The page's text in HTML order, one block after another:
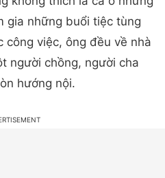
gia những buổi tiệc tùng
công việc, ông đều về nhà
người chồng, người cha
hướng nội.